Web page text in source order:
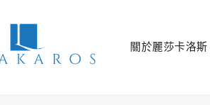
關於麗莎卡洛斯